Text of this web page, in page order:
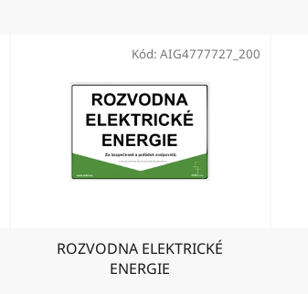
ROZVODNA ELEKTRICKÉ
ENERGIE
Kód: AIG4777727_200